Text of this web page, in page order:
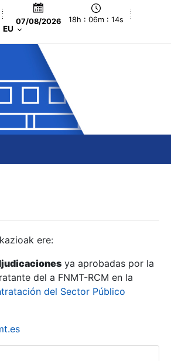
07/08/2026 18h : 06m : 15s
EU
ere:
ya aprobadas por la
del a FNMT-RCM en la
del Sector Público